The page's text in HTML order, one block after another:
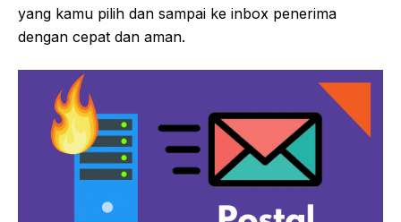
yang kamu pilih dan sampai ke inbox penerima
dengan cepat dan aman.